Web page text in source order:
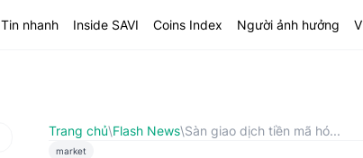
Tin nhanh Inside SAVI Coins Index Người ảnh hưởng
Trang chủ\Flash News\Sàn giao dịch tiền mã hó...
market